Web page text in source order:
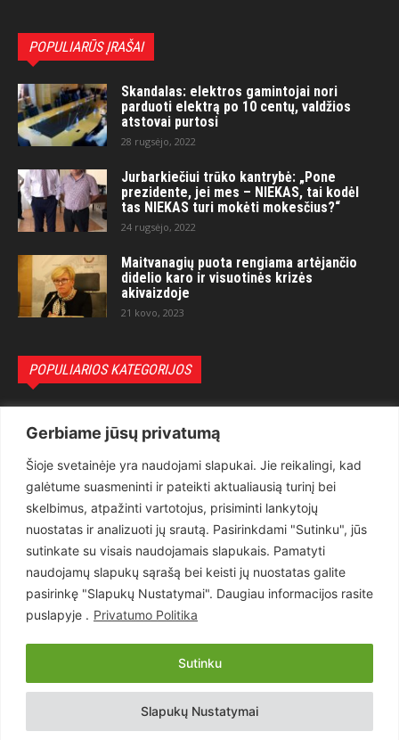
Gerbiame jūsų privatumą
Šioje svetainėje yra naudojami slapukai. Jie reikalingi, kad
galėtume suasmeninti ir pateikti aktualiausią turinį bei
skelbimus, atpažinti vartotojus, prisiminti lankytojų
nuostatas ir analizuoti jų srautą. Pasirinkdami "Sutinku", jūs
sutinkate su visais naudojamais slapukais. Pamatyti
naudojamų slapukų sąrašą bei keisti jų nuostatas galite
pasirinkę "Slapukų Nustatymai". Daugiau informacijos rasite
puslapyje . Privatumo Politika
Slapukų Nustatymai
Sutinku
POPULIARŪS ĮRAŠAI
Skandalas: elektros gamintojai nori
parduoti elektrą po 10 centų, valdžios
atstovai purtosi
28 rugsėjo, 2022
Jurbarkiečiui trūko kantrybė: „Pone
prezidente, jei mes – NIEKAS, tai kodėl
tas NIEKAS turi mokėti mokesčius?“
24 rugsėjo, 2022
Maitvanagių puota rengiama artėjančio
didelio karo ir visuotinės krizės
akivaizdoje
21 kovo, 2023
POPULIARIOS KATEGORIJOS
Teisėsauga
1497
Aktualu
Lietuva
619
Pasaulis
Статьи на русском
Articles in english
Copyright © 2026 UAB „Goruva“. Visos teisės saugomos.